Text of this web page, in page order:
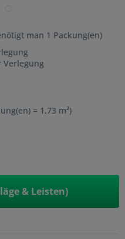
man 1 Packung(en)
Verlegung
= 1.73 m²)
& Leisten)